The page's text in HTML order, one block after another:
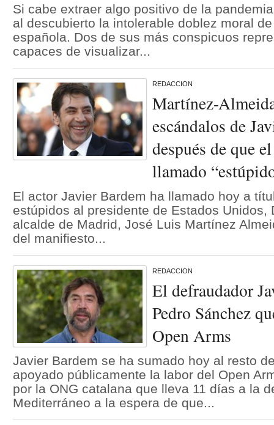
Si cabe extraer algo positivo de la
al descubierto la intolerable doblez moral
española. Dos de sus más conspicuos
capaces de visualizar...
REDACCION
Martínez-
escándalos de
después de que
llamado
El actor Javier Bardem ha llamado hoy a
estúpidos al presidente de Estados Unidos,
alcalde de Madrid, José Luis Martínez
del manifiesto...
REDACCION
El defraudador
Pedro Sánchez
Open Arms
Javier Bardem se ha sumado hoy al resto
apoyado públicamente la labor del Open
por la ONG catalana que lleva 11 días a la
Mediterráneo a la espera de que...